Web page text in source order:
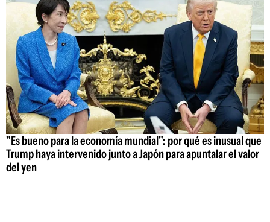
"Es bueno para la economía mundial": por qué es inusual que
Trump haya intervenido junto a Japón para apuntalar el valor
del yen